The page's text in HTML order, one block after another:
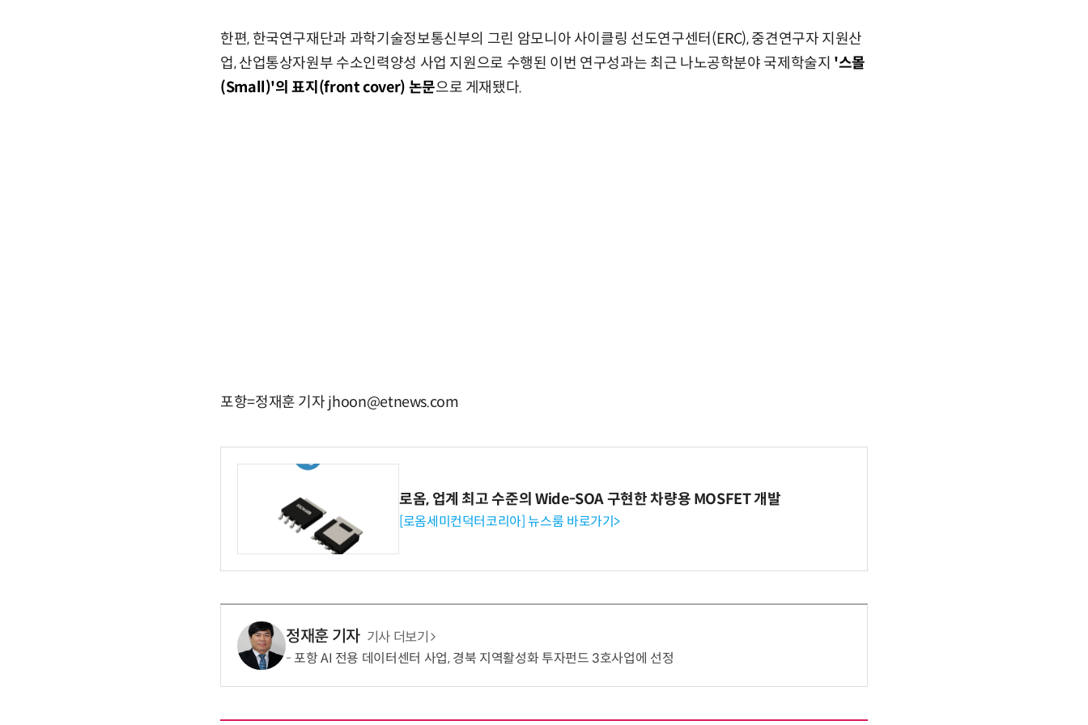
한편, 한국연구재단과 과학기술정보통신부의 그린 암모니아 사이클링 선도연구센터(ERC), 중견연구자 지원산
업, 산업통상자원부 수소인력양성 사업 지원으로 수행된 이번 연구성과는 최근 나노공학분야 국제학술지 '스몰
(Small)'의 표지(front cover) 논문으로 게재됐다.
포항=정재훈 기자 jhoon@etnews.com
로옴, 업계 최고 수준의 Wide-SOA 구현한 차량용 MOSFET 개발
[로옴세미컨덕터코리아] 뉴스룸 바로가기>
정재훈 기자 기사 더보기
포항 AI 전용 데이터센터 사업, 경북 지역활성화 투자펀드 3호사업에 선정